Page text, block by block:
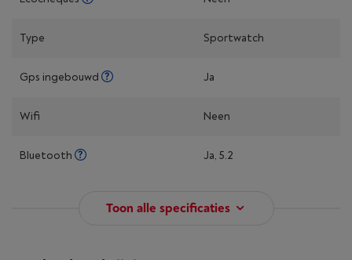
Type Sportwatch
Gps ingebouwd Ja
Wifi Neen
Bluetooth Ja, 5.2
Toon alle specificaties